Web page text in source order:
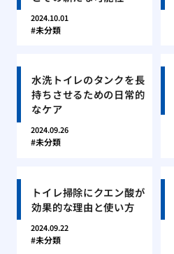
2024.10.01
未分類
水洗トイレのタンクを長
持ちさせるための日常的
なケア
2024.09.26
未分類
トイレ掃除にクエン酸が
効果的な理由と使い方
2024.09.22
未分類